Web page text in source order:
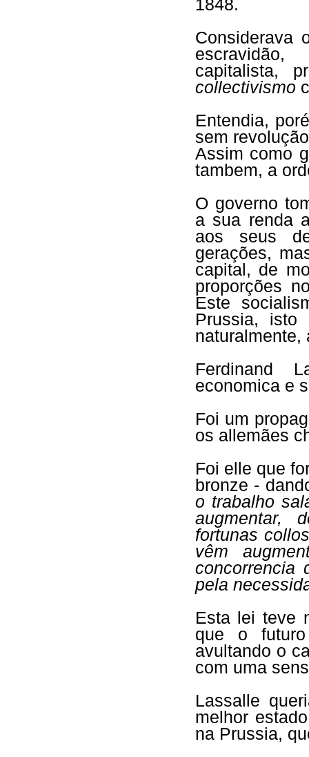
1848.
Considerava
capitalista,
collectivismo
Entendia,
sem
Assim como
tambem, a
O governo
a sua renda
aos seus
gerações,
capital, de
proporções
Este
Prussia, isto
naturalmente,
Ferdinand
economica e
Foi um
os allemães
Foi elle que
bronze -
o trabalho
augmentar,
fortunas
vêm
concorrencia
pela
Esta lei teve
que o
avultando o
com uma
Lassalle
melhor
na Prussia,